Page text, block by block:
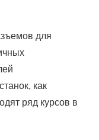
для
как
ряд курсов в